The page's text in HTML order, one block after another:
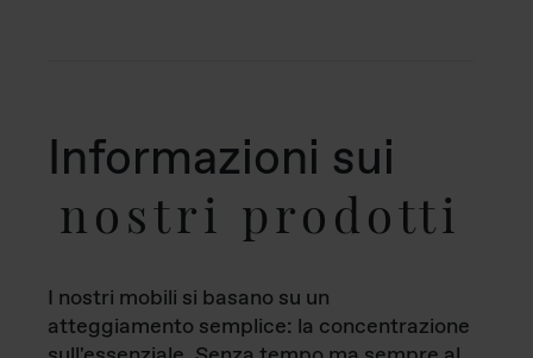
Informazioni sui
nostri prodotti
I nostri mobili si basano su un
atteggiamento semplice: la concentrazione